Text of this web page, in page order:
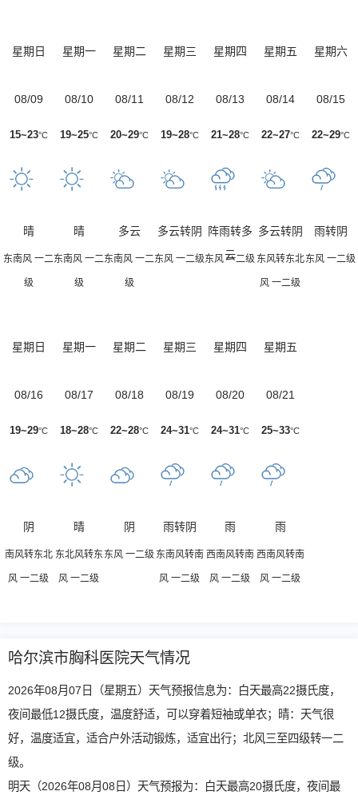
星期日
08/09
15~23°C
晴
东南风 一二
级
星期一
08/10
19~25°C
晴
东南风 一二
级
星期二
08/11
20~29°C
多云
东南风 一二
级
星期三
08/12
19~28°C
多云转阴
东风 一二级
星期四
08/13
21~28°C
阵雨转多
云
东风 一二级
星期五
08/14
22~27°C
多云转阴
东风转东北
风 一二级
星期六
08/15
22~29°C
雨转阴
东风 一二级
星期日
08/16
19~29°C
阴
南风转东北
风 一二级
星期一
08/17
18~28°C
晴
东北风转东
风 一二级
星期二
08/18
22~28°C
阴
东风 一二级
星期三
08/19
24~31°C
雨转阴
东南风转南
风 一二级
星期四
08/20
24~31°C
雨
西南风转南
风 一二级
星期五
08/21
25~33°C
雨
西南风转南
风 一二级
哈尔滨市胸科医院天气情况
2026年08月07日（星期五）天气预报信息为：白天最高22摄氏度，
夜间最低12摄氏度，温度舒适，可以穿着短袖或单衣；晴：天气很
好，温度适宜，适合户外活动锻炼，适宜出行；北风三至四级转一二
级。
明天（2026年08月08日）天气预报为：白天最高20摄氏度，夜间最